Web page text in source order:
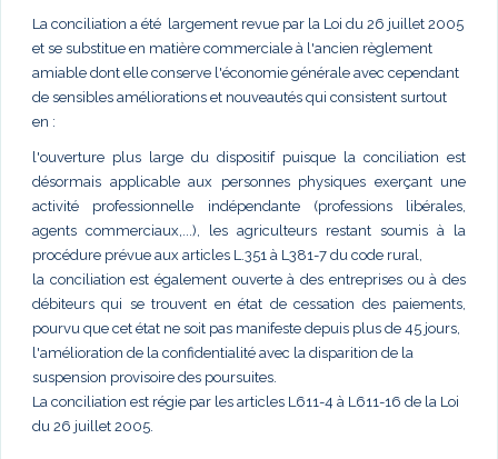
La conciliation a été largement revue par la Loi du 26 juillet 2005
et se substitue en matière commerciale à l'ancien règlement
amiable dont elle conserve l'économie générale avec cependant
de sensibles améliorations et nouveautés qui consistent surtout
en :
l'ouverture plus large du dispositif puisque la conciliation est
désormais applicable aux personnes physiques exerçant une
activité professionnelle indépendante (professions libérales,
agents commerciaux,...), les agriculteurs restant soumis à la
procédure prévue aux articles L.351 à L381-7 du code rural,
la conciliation est également ouverte à des entreprises ou à des
débiteurs qui se trouvent en état de cessation des paiements,
pourvu que cet état ne soit pas manifeste depuis plus de 45 jours,
l'amélioration de la confidentialité avec la disparition de la
suspension provisoire des poursuites.
La conciliation est régie par les articles L611-4 à L611-16 de la Loi
du 26 juillet 2005.